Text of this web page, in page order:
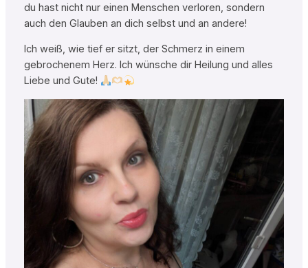
du hast nicht nur einen Menschen verloren, sondern
auch den Glauben an dich selbst und an andere!
Ich weiß, wie tief er sitzt, der Schmerz in einem
gebrochenem Herz. Ich wünsche dir Heilung und alles
Liebe und Gute!